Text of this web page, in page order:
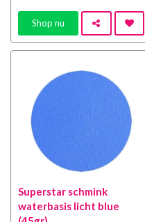
Shop nu
Superstar schmink
waterbasis licht blue